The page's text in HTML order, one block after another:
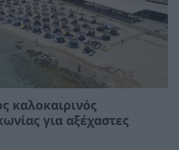
καλοκαιρινός
για αξέχαστες